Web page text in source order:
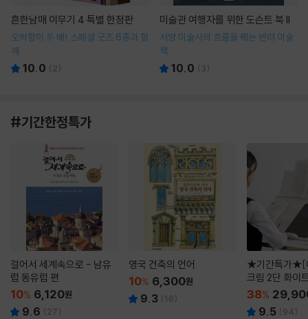
흔한남매 이무기 4 특별 한정판
오싹함이 두 배! 스페셜 굿즈 6종과 함
께
10.0 ( 2)
미술관 여행자를 위한 도슨트 북 II
서양 미술사의 흐름을 꿰는 반려 미술
책
10.0 ( 3)
#기간한정특가
걸어서 세계속으로 - 남유
럽 동유럽 편
10% 6,120원
9.6 ( 27)
영국 건축의 언어
10% 6,300원
9.3 (16)
★기간특가★[
크림 2단 화이
38%
9.5 (94)